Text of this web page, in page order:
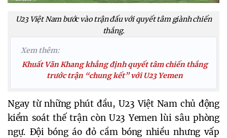
U23 Việt Nam bước vào trận đấu với quyết tâm giành chiến
thắng.
Xem thêm:
Khuất Văn Khang khẳng định quyết tâm chiến thắng
trước trận “chung kết” với U23 Yemen
Ngay từ những phút đầu, U23 Việt Nam chủ động
kiểm soát thế trận còn U23 Yemen lùi sâu phòng
ngự. Đội bóng áo đỏ cầm bóng nhiều nhưng vấp